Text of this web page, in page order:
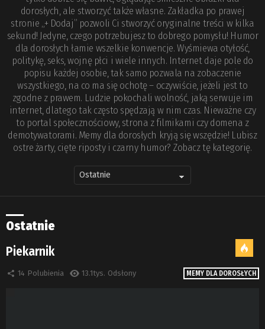
dorosłych, ale stworzyć także własne. Zakładka po prawej
stronie „+ Dodaj” pozwoli Ci stworzyć oryginalne treści w kilka
sekund! Jedyne, czego potrzebujesz to dobrego pomysłu! Humor
dla dorosłych łamie wszelkie konwencje. Wyśmiewa otyłość,
politykę, seks, wojnę płci i wiele innych. Internet daje pole do
popisu każdej osobie, tak samo pozwala na zobaczenie
wszystkiego, na co ma się ochotę – oczywiście, jeżeli jest to
zgodne z prawem. Ludzie pokochali wolność, jaką serwuje im
internet, dlatego tak często spędzają w nim czas. Nieważne czy
to portal społecznościowy, strona z filmikami czy domena z
demotywatorami. Memy dla dorosłych kryją się wszędzie! Lubisz
ostre żarty, cięte riposty i czarny humor? Zobacz tę kategorię.
Ostatnie
MEMY DLA DOROSŁYCH
Piekarnik
14 Polubienia 13.1tys. Odsłony